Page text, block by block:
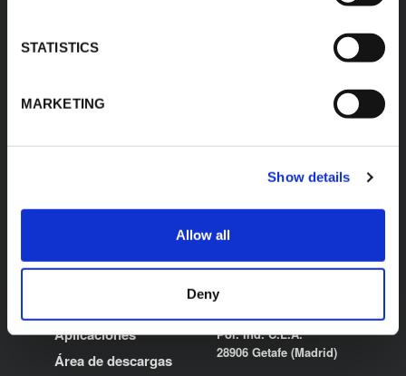
STATISTICS
MARKETING
Show details
Allow all
Deny
OETIKER CLIPS
Aplicaciones
Área de descargas
ESPAÑA, S.A
Río Odiel, 2 Nave II
Pol. Ind. C.L.A.
28906 Getafe (Madrid)